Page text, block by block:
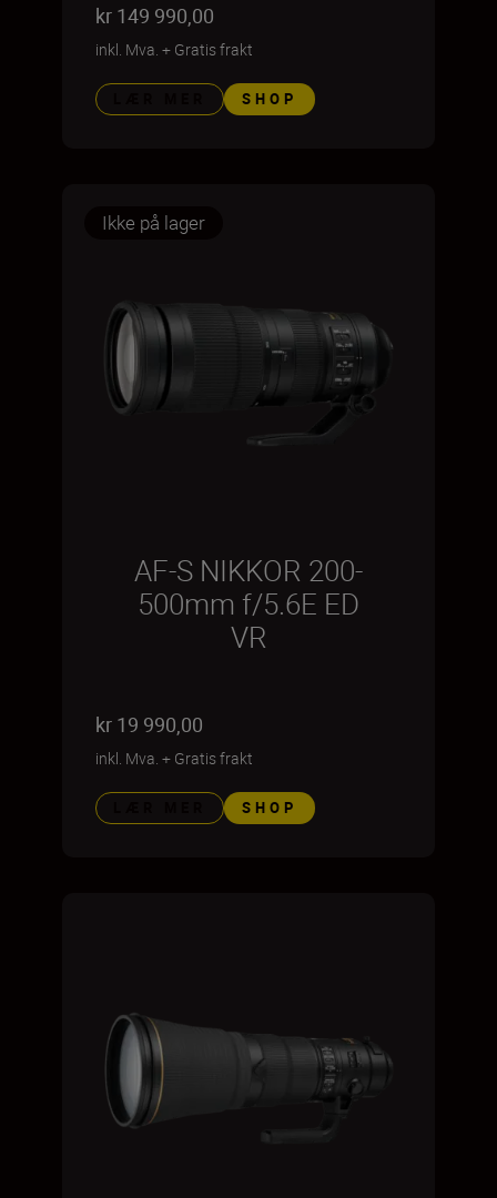
kr 149 990,00
inkl. Mva. + Gratis frakt
SHOP
Ikke på lager
AF-S NIKKOR 200-
500mm f/5.6E ED
VR
kr 19 990,00
inkl. Mva. + Gratis frakt
SHOP